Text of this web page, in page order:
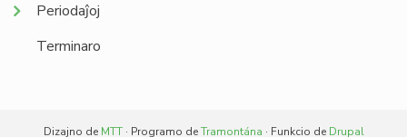
Periodaĵoj
Terminaro
Dizajno de MTT· Programo deTramontána · Funkcio de Drupal